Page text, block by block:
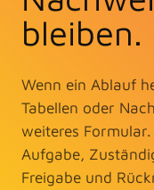
bleiben.
Wenn ein Ablauf
Tabellen oder
weiteres
Aufgabe,
Freigabe und